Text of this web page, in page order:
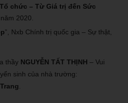
chức – Từ Giá trị đến Sức
2020.
”, Nxb Chính trị quốc gia – Sự thật,
thầy NGUYỄN TẤT THỊNH – Vui
sinh của nhà trường:
.